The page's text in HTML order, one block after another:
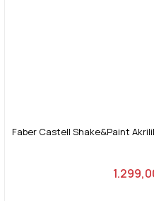
Faber Castell Shake&Paint